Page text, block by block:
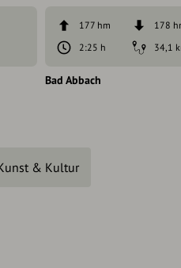
177 hm
178
2:25 h
34,1
Bad Abbach
& Kultur